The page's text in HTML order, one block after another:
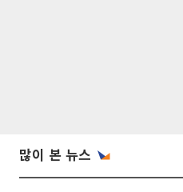
많이 본 뉴스